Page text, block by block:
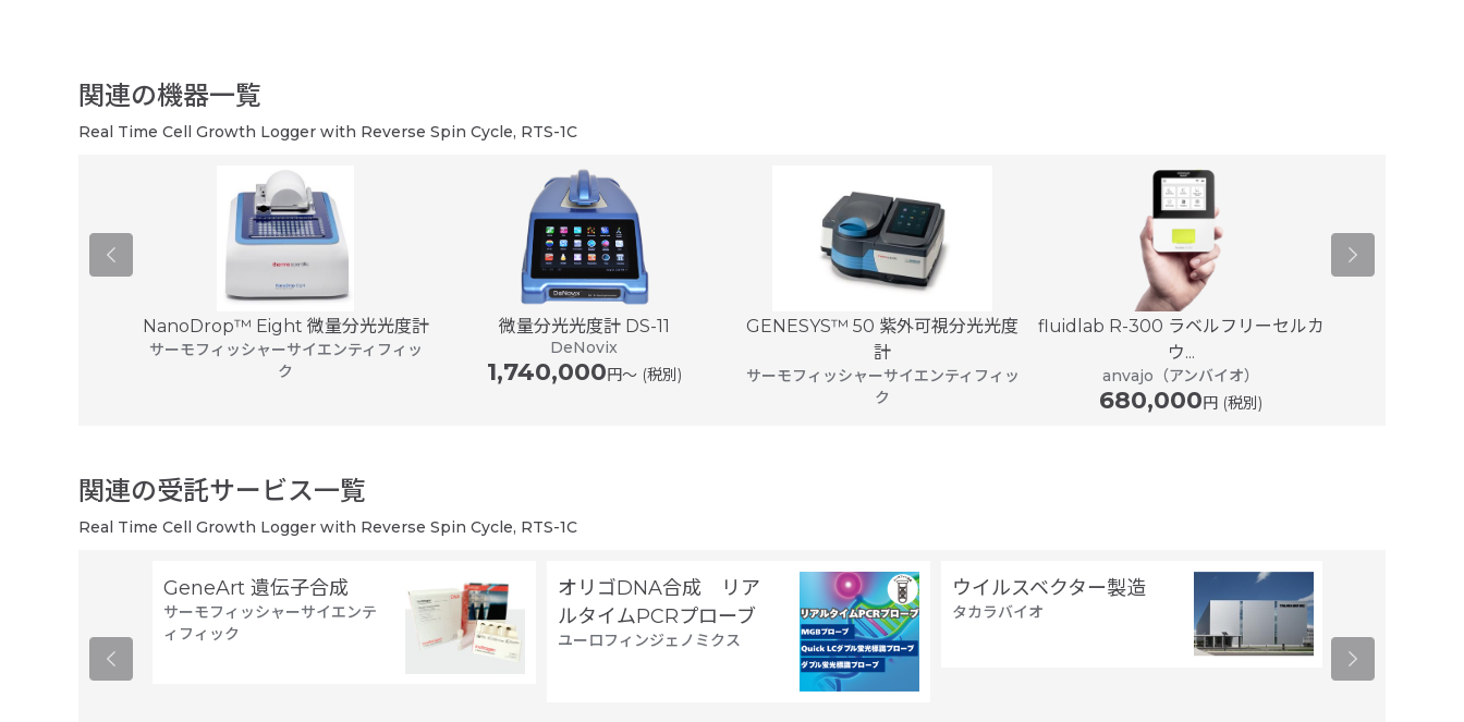
関連の機器一覧
Real Time Cell Growth Logger with Reverse Spin Cycle, RTS-1C
NanoDrop™ Eight 微量分光光度計
サーモフィッシャーサイエンティフィッ
ク
微量分光光度計 DS-11
DeNovix
1,740,000円〜 (税別)
GENESYS™ 50 紫外可視分光光度
計
サーモフィッシャーサイエンティフィッ
ク
fluidlab R-300 ラベルフリーセルカ
ウ...
anvajo（アンバイオ）
680,000円 (税別)
関連の受託サービス一覧
Real Time Cell Growth Logger with Reverse Spin Cycle, RTS-1C
GeneArt 遺伝子合成
サーモフィッシャーサイエンテ
ィフィック
オリゴDNA合成 リア
ルタイムPCRプローブ
ユーロフィンジェノミクス
ウイルスベクター製造
タカラバイオ
ィフィック
13,200